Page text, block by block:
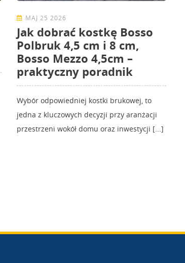
MAJ 25 2026
Jak dobrać kostkę Bosso
Polbruk 4,5 cm i 8 cm,
Bosso Mezzo 4,5cm –
praktyczny poradnik
Wybór odpowiedniej kostki brukowej, to
jedna z kluczowych decyzji przy aranżacji
przestrzeni wokół domu oraz inwestycji [...]